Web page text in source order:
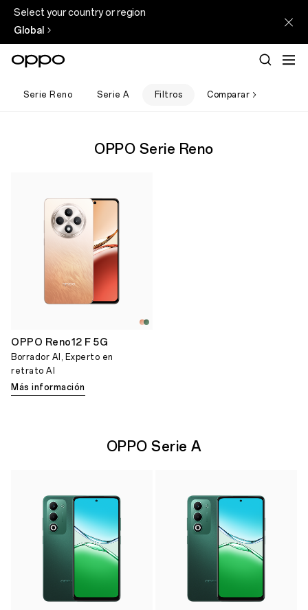
Select your country or region
Global
Serie Reno Serie A Filtros Comparar
OPPO Serie Reno
OPPO Reno12 F 5G
Borrador AI, Experto en
retrato AI
Más información
OPPO Serie A